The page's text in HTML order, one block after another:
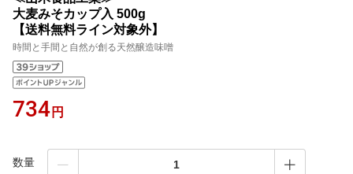
大麦みそカップ入 500g
【送料無料ライン対象外】
時間と手間と自然が創る天然醸造味噌
734 円
数量